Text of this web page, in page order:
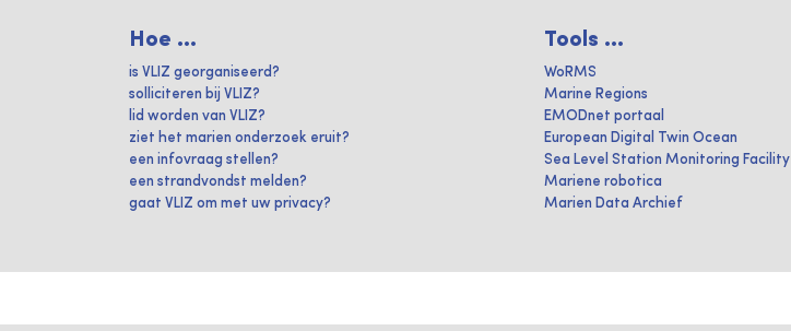
Hoe ...
is VLIZ georganiseerd?
solliciteren bij VLIZ?
lid worden van VLIZ?
ziet het marien onderzoek eruit?
een infovraag stellen?
een strandvondst melden?
gaat VLIZ om met uw privacy?
Tools ...
WoRMS
Marine Regions
EMODnet portaal
European Digital Twin Ocean
Sea Level Station Monitoring Facility
Mariene robotica
Marien Data Archief